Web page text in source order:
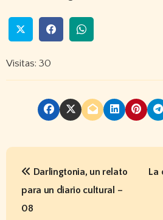
Visitas: 30
N
Darlingtonia, un relato
para un diario cultural –
08
La